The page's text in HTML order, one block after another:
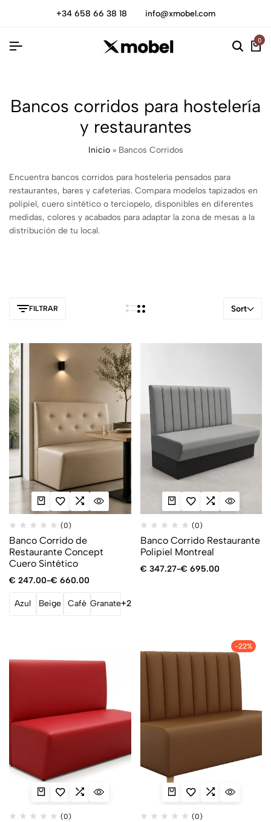
+34 658 66 38 18 info@xmobel.com
0
Bancos corridos para hostelería
y restaurantes
Inicio» Bancos Corridos
Encuentra bancos corridos para hostelería pensados para
restaurantes, bares y cafeterías. Compara modelos tapizados en
polipiel, cuero sintético o terciopelo, disponibles en diferentes
medidas, colores y acabados para adaptar la zona de mesas a la
distribución de tu local.
FILTRAR Sort
(0)
Banco Corrido de
Restaurante Concept
Cuero Sintético
€ 247.00-€ 660.00
Azul Beige Café Granate+2
(0)
Banco Corrido Restaurante
Polipiel Montreal
€ 347.27-€ 695.00
(0)
-22%
(0)